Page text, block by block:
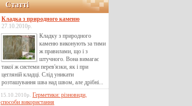
Статті
Кладка з природного каменю
27.10.2010р.
Кладку з природного
каменю виконують за тими
ж правилами, що і з
штучного. Вона вимагає
такої ж системи перев'язки, як і при
цегляній кладці. Слід уникати
розташування шва над швом, але дрібні...
15.10.2010р. Герметики: різновиди,
способи використання